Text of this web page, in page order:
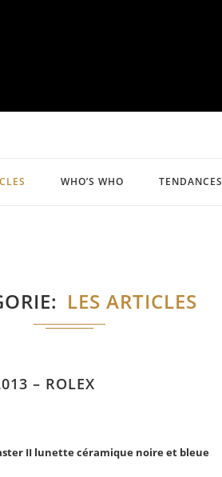
WHO’S WHO TENDANCES
LES ARTICLES
– ROLEX
II lunette céramique noire et bleue